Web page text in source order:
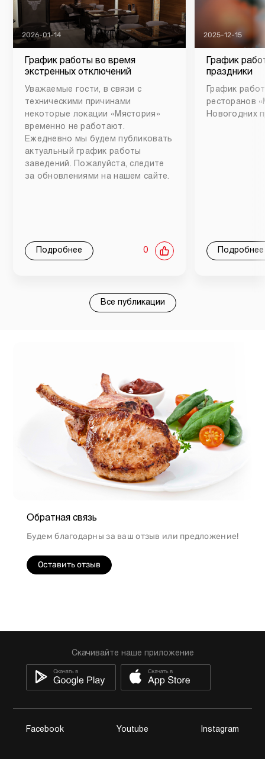
2026-01-14
График работы во время
экстренных отключений
Уважаемые гости, в связи с
техническими причинами
некоторые локации «Мястория»
временно не работают.
Ежедневно мы будем публиковать
актуальный график работы
заведений. Пожалуйста, следите
за обновлениями на нашем сайте.
Подробнее 0
2025-12-15
График
праздники
График
ресторанов
Новогодних
Подробнее
Все публикации
Обратная связь
Будем благодарны за ваш отзыв или предложение!
Оставить отзыв
Скачивайте наше приложение
Facebook Youtube Instagram